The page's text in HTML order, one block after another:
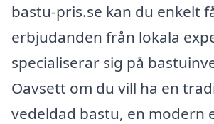
bastu-pris.se kan du enkelt
erbjudanden från lokala
specialiserar sig på
Oavsett om du vill ha en
vedeldad bastu, en modern